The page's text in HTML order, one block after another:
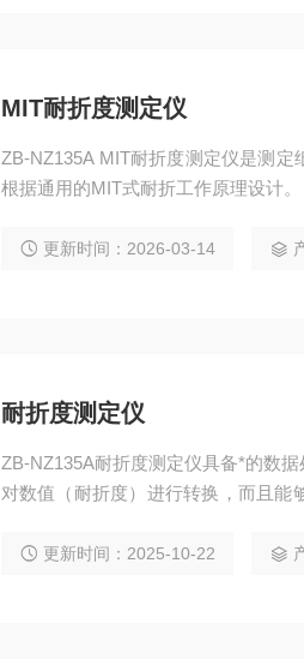
MIT耐折度测定仪
ZB-NZ135A MIT耐折度测定仪是测定
根据通用的MIT式耐折工作原理设计。
更新时间：2026-03-14
耐折度测定仪
ZB-NZ135A耐折度测定仪具备*的数
对数值（耐折度）进行转换，而且能
用精密电机伺服控制，定位精确。仪
更新时间：2025-10-22